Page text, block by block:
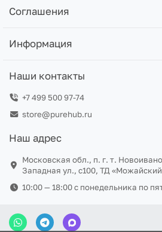
Соглашения
Информация
Наши контакты
+7 499 500 97-74
store@purehub.ru
Наш адрес
Московская обл., п. г. т.
Западная ул., с100, ТД
10:00 — 18:00 c понедельника по